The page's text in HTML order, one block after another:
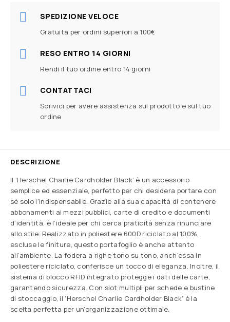
SPEDIZIONE VELOCE
Gratuita per ordini superiori a 100€
RESO ENTRO 14 GIORNI
Rendi il tuo ordine entro 14 giorni
CONTATTACI
Scrivici per avere assistenza sul prodotto e sul tuo
ordine
DESCRIZIONE
Il ‘Herschel Charlie Cardholder Black’ è un accessorio
semplice ed essenziale, perfetto per chi desidera portare con
sé solo l’indispensabile. Grazie alla sua capacità di contenere
abbonamenti ai mezzi pubblici, carte di credito e documenti
d’identità, è l’ideale per chi cerca praticità senza rinunciare
allo stile. Realizzato in poliestere 600D riciclato al 100%,
escluse le finiture, questo portafoglio è anche attento
all’ambiente. La fodera a righe tono su tono, anch’essa in
poliestere riciclato, conferisce un tocco di eleganza. Inoltre, il
sistema di blocco RFID integrato protegge i dati delle carte,
garantendo sicurezza. Con slot multipli per schede e bustine
di stoccaggio, il ‘Herschel Charlie Cardholder Black’ è la
scelta perfetta per un’organizzazione ottimale.